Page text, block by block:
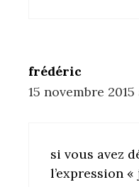
frédéric
15 novembre 2015
si vous avez
l’expression